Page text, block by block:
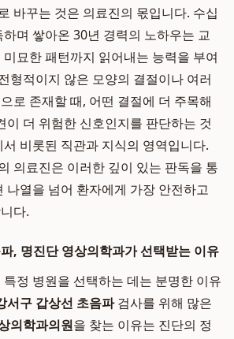
바꾸는 것은 의료진의 몫입니다. 수십
며 쌓아온 30년 경력의 노하우는 교
묘한 패턴까지 읽어내는 능력을 부여
형적이지 않은 모양의 결절이나 여러
로 존재할 때, 어떤 결절에 더 주목해
이 더 위험한 신호인지를 판단하는 것
비롯된 직관과 지식의 영역입니다.
의료진은 이러한 깊이 있는 판독을 통
나열을 넘어 환자에게 가장 안전하고
다.
, 명진단 영상의학과가 선택받는 이유
정 병원을 선택하는 데는 분명한 이유
서구 갑상선 초음파검사를 위해 많은
의학과의원을 찾는 이유는 진단의 정